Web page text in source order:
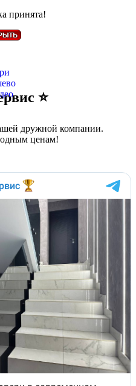
принята!
⭐️
дружной компании.
ценам!